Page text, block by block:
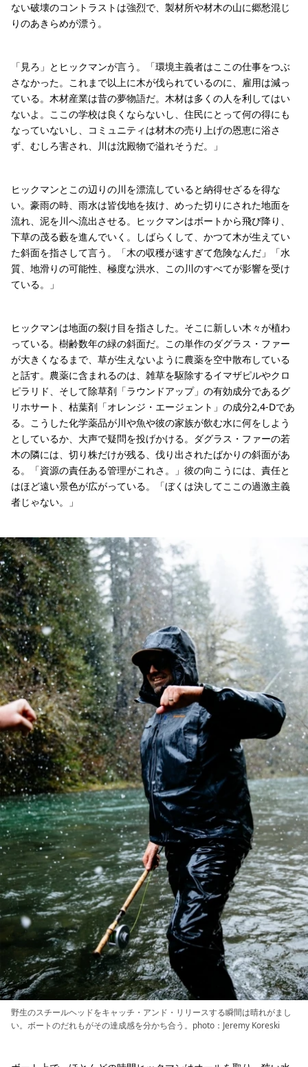
ない破壊のコントラストは強烈で、製材所や材木の山に郷愁混じ
りのあきらめが漂う。
「見ろ」とヒックマンが言う。「環境主義者はここの仕事をつぶ
さなかった。これまで以上に木が伐られているのに、雇用は減っ
ている。木材産業は昔の夢物語だ。木材は多くの人を利してはい
ないよ。ここの学校は良くならないし、住民にとって何の得にも
なっていないし、コミュニティは材木の売り上げの恩恵に浴さ
ず、むしろ害され、川は沈殿物で溢れそうだ。」
ヒックマンとこの辺りの川を漂流していると納得せざるを得な
い。豪雨の時、雨水は皆伐地を抜け、めった切りにされた地面を
流れ、泥を川へ流出させる。ヒックマンはボートから飛び降り、
下草の茂る藪を進んでいく。しばらくして、かつて木が生えてい
た斜面を指さして言う。「木の収穫が速すぎて危険なんだ」「水
質、地滑りの可能性、極度な洪水、この川のすべてが影響を受け
ている。」
ヒックマンは地面の裂け目を指さした。そこに新しい木々が植わ
っている。樹齢数年の緑の斜面だ。この単作のダグラス・ファー
が大きくなるまで、草が生えないように農薬を空中散布している
と話す。農薬に含まれるのは、雑草を駆除するイマザピルやクロ
ピラリド、そして除草剤「ラウンドアップ」の有効成分であるグ
リホサート、枯葉剤「オレンジ・エージェント」の成分2,4-Dであ
る。こうした化学薬品が川や魚や彼の家族が飲む水に何をしよう
としているか、大声で疑問を投げかける。ダグラス・ファーの若
木の隣には、切り株だけが残る、伐り出されたばかりの斜面があ
る。「資源の責任ある管理がこれさ。」彼の向こうには、責任と
はほど遠い景色が広がっている。「ぼくは決してここの過激主義
者じゃない。」
野生のスチールヘッドをキャッチ・アンド・リリースする瞬間は晴れがまし
い。ボートのだれもがその達成感を分かち合う。photo：Jeremy Koreski